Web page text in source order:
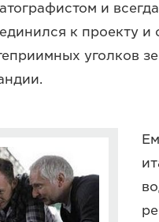
и
к проекту
уголков